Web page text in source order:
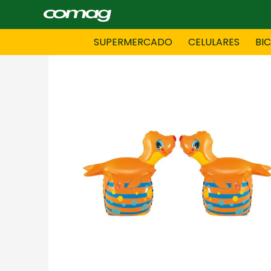
SUPERMERCADO CELULARES
DAMAS CONFECCIONES
HOMBRES CONFECCIONES